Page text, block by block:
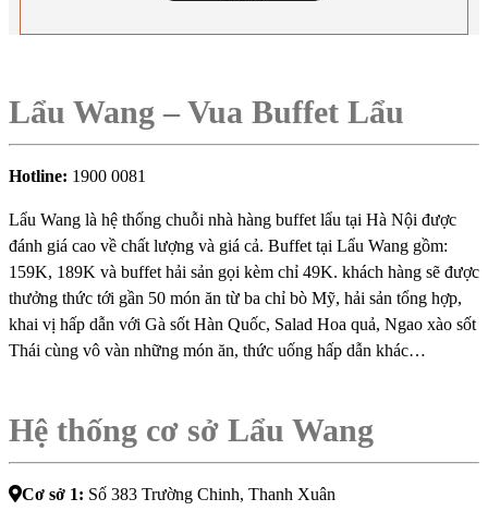
Lẩu Wang – Vua Buffet Lẩu
Hotline: 1900 0081
Lẩu Wang là hệ thống chuỗi nhà hàng buffet lẩu tại Hà Nội được
đánh giá cao về chất lượng và giá cả. Buffet tại Lẩu Wang gồm:
159K, 189K và buffet hải sản gọi kèm chỉ 49K. khách hàng sẽ được
thưởng thức tới gần 50 món ăn từ ba chỉ bò Mỹ, hải sản tổng hợp,
khai vị hấp dẫn với Gà sốt Hàn Quốc, Salad Hoa quả, Ngao xào sốt
Thái cùng vô vàn những món ăn, thức uống hấp dẫn khác…
Hệ thống cơ sở Lẩu Wang
Cơ sở 1: Số 383 Trường Chinh, Thanh Xuân